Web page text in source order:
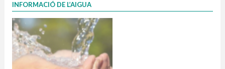
INFORMACIÓ DE L’AIGUA